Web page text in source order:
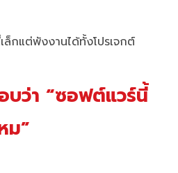
ล็กแต่พังงานได้ทั้งโปรเจกต์
บว่า “ซอฟต์แวร์นี้
ม”